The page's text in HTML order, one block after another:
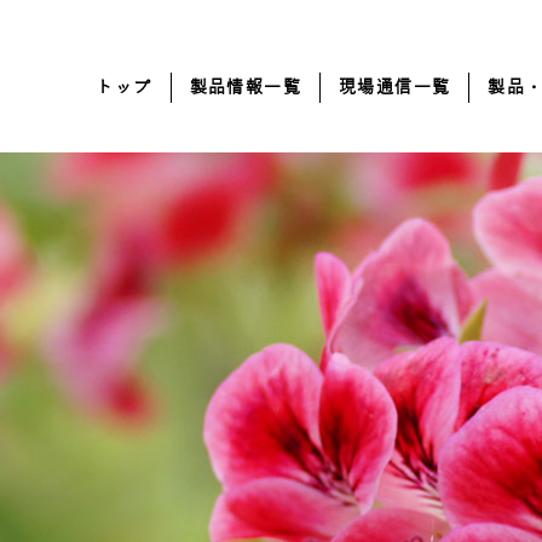
トップ 製品情報一覧 現場通信一覧 製品